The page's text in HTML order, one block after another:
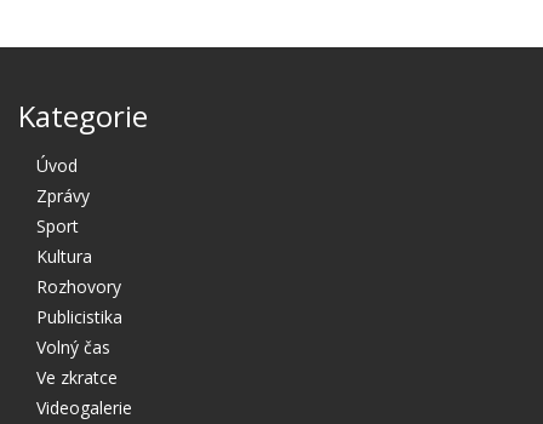
Kategorie
Úvod
Zprávy
Sport
Kultura
Rozhovory
Publicistika
Volný čas
Ve zkratce
Videogalerie